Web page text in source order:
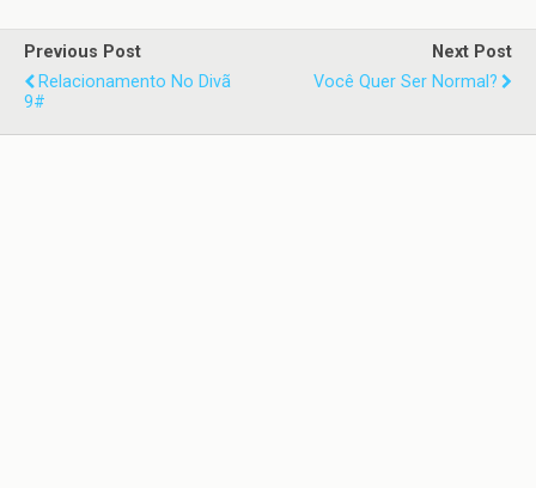
Previous Post
Relacionamento No Divã
9#
Next Post
Você Quer Ser Normal?